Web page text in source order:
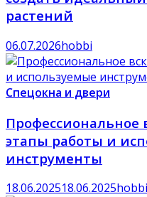
растений
06.07.2026hobbi
Спецокна и двери
Профессиональное
этапы работы и
инструменты
18.06.202518.06.2025hobbi